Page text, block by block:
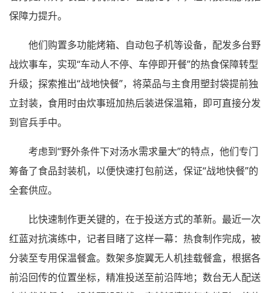
保障力提升。
他们购置多功能烤箱、自动包子机等设备，配发多台野
战炊事车，实现“车动人不停、车停即开餐”的热食保障转型
升级；探索推出“战地快餐”，将菜品与主食用塑封袋提前独
立封装，食用时由炊事班加热后装进保温箱，即可直接分发
到官兵手中。
考虑到“野外条件下对汤水需求量大”的特点，他们专门
筹备了食品封装机，以便快速打包前送，保证“战地快餐”的
全套供应。
比快速制作更关键的，在于投送方式的革新。最近一次
红蓝对抗演练中，记者目睹了这样一幕：热食制作完成，被
分装至专用保温餐盒。数架多旋翼无人机挂载餐盒，根据各
前沿回传的位置坐标，精准投送至前沿阵地；数台无人配送